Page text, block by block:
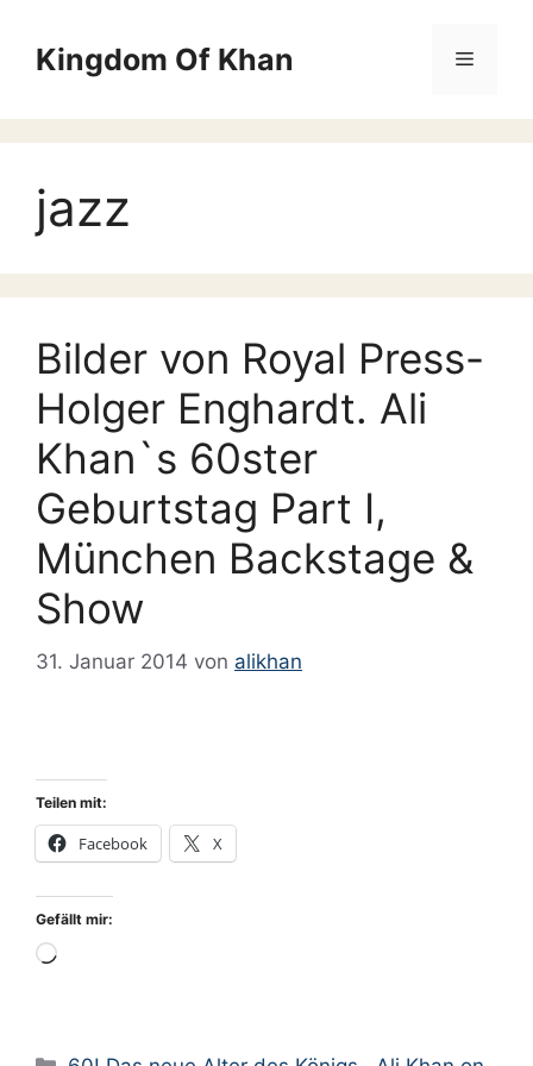
Inhalt
springen
Kingdom Of Khan Menü
jazz
Bilder von Royal Press-
Holger Enghardt. Ali
Khan`s 60ster
Geburtstag Part I,
München Backstage &
Show
31. Januar 2014 von alikhan
Teilen mit:
Facebook X
Gefällt mir:
Wird
Kategorien